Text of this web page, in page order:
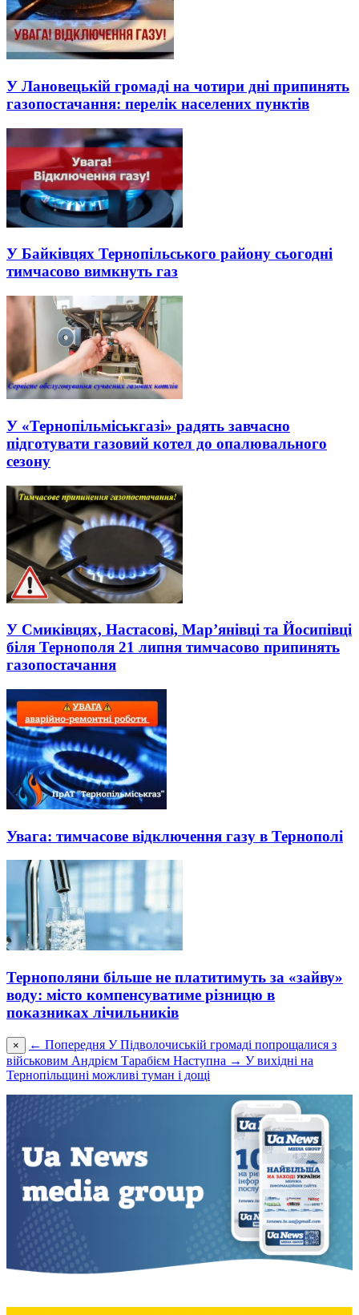
У Лановецькій громаді на чотири дні припинять
газопостачання: перелік населених пунктів
У Байківцях Тернопільського району сьогодні
тимчасово вимкнуть газ
У «Тернопільміськгазі» радять завчасно
підготувати газовий котел до опалювального
сезону
У Смиківцях, Настасові, Мар’янівці та Йосипівці
біля Тернополя 21 липня тимчасово припинять
газопостачання
Увага: тимчасове відключення газу в Тернополі
Тернополяни більше не платитимуть за «зайву»
воду: місто компенсуватиме різницю в
показниках лічильників
× ← Попередня У Підволочиській громаді попрощалися з
військовим Андрієм Тарабієм Наступна → У вихідні на
Тернопільщині можливі туман і дощі